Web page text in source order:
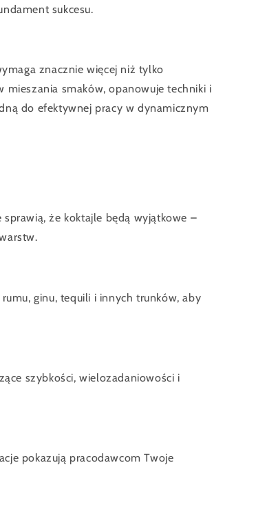
sukcesu.
znacznie więcej niż tylko
mieszania smaków, opanowuje techniki i
do efektywnej pracy w dynamicznym
że koktajle będą wyjątkowe –
ginu, tequili i innych trunków, aby
szybkości, wielozadaniowości i
pokazują pracodawcom Twoje